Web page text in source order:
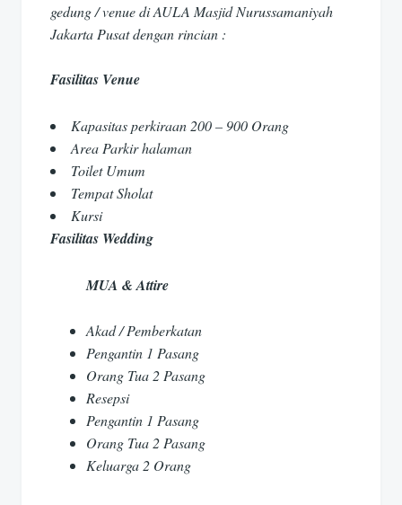
gedung / venue di AULA Masjid Nurussamaniyah
Jakarta Pusat dengan rincian :
Fasilitas Venue
Kapasitas perkiraan 200 – 900 Orang
Area Parkir halaman
Toilet Umum
Tempat Sholat
Kursi
Fasilitas Wedding
MUA & Attire
Akad / Pemberkatan
Pengantin 1 Pasang
Orang Tua 2 Pasang
Resepsi
Pengantin 1 Pasang
Orang Tua 2 Pasang
Keluarga 2 Orang